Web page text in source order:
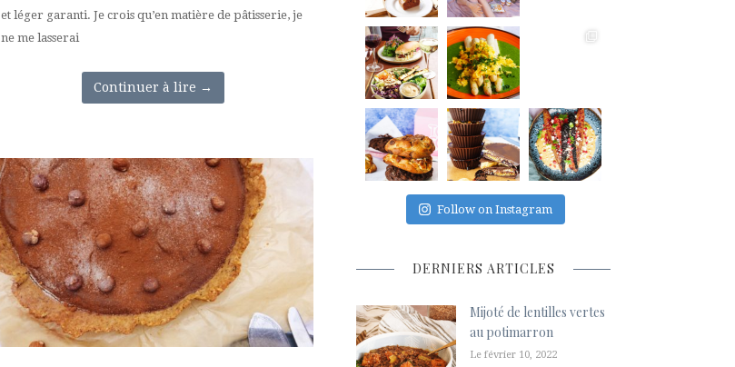
et léger garanti. Je crois qu’en matière de pâtisserie, je
ne me lasserai
Continuer à lire →
Follow on Instagram
DERNIERS ARTICLES
Mijoté de lentilles vertes
au potimarron
Le février 10, 2022